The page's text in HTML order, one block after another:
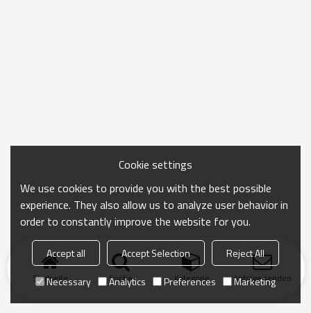
Startseite Suche Kategorie Anfrage senden
Cookie settings
We use cookies to provide you with the best possible
experience. They also allow us to analyze user behavior in
order to constantly improve the website for you.
Accept all Accept Selection
Reject All
Necessary
Analytics Preferences Marketing